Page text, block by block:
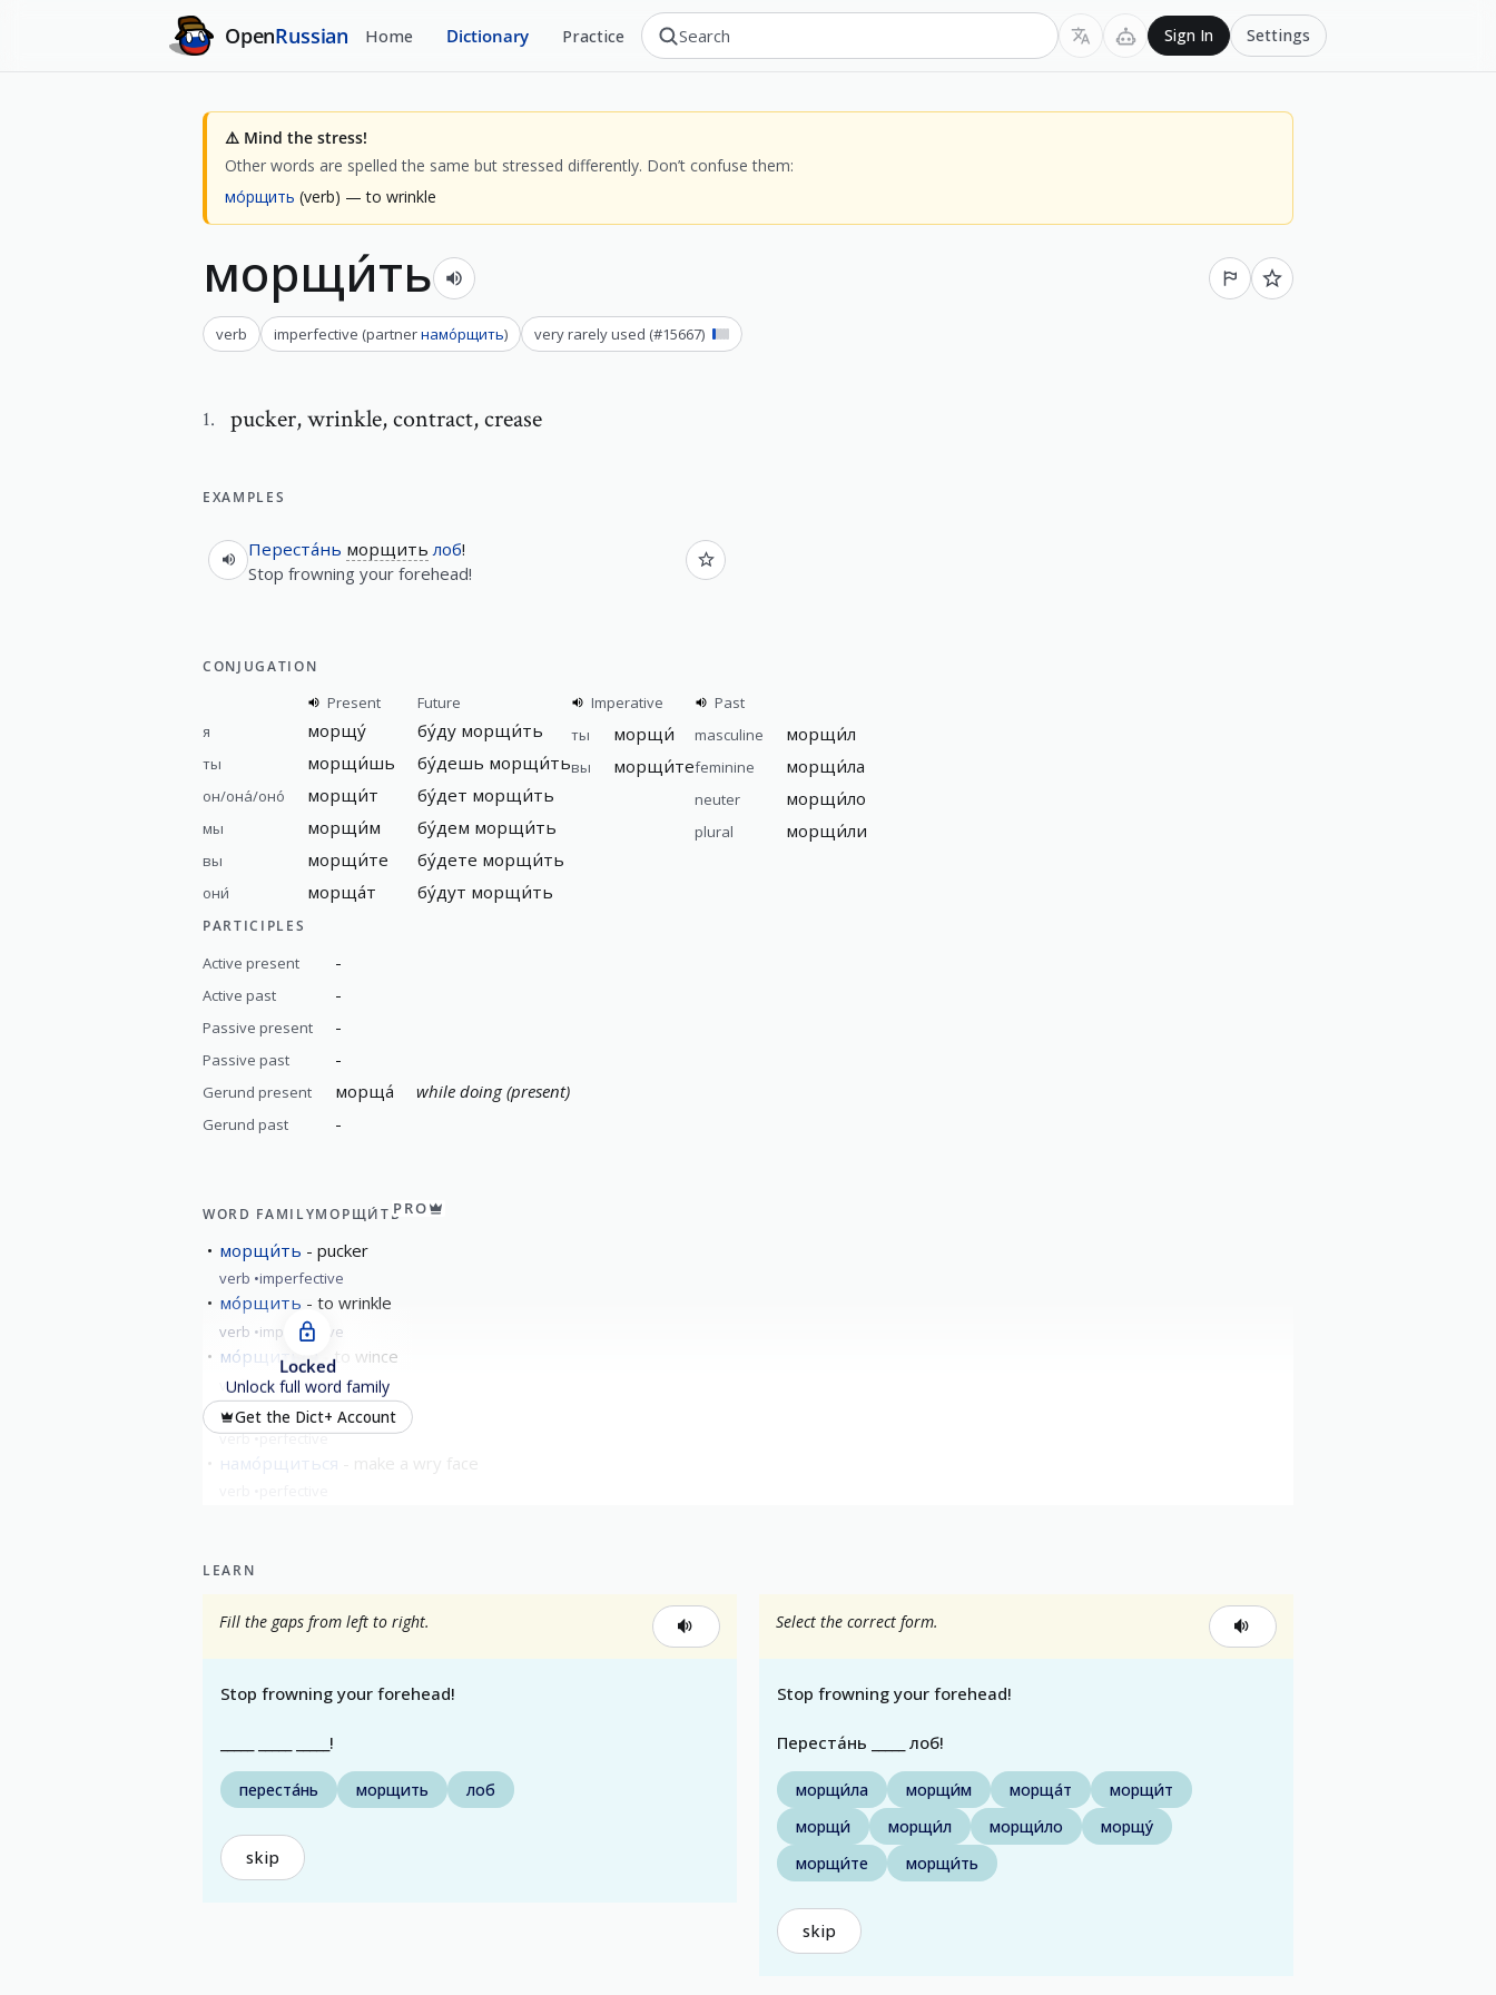
OpenRussian Home Dictionary Practice Sign In Settings
⚠️ Mind the stress!
Other words are spelled the same but stressed differently. Don’t confuse them:
мо́рщить (verb) — to wrinkle
морщи́ть
verb imperfective (partnerнамо́рщить) very rarely used (#15667)
1. pucker,wrinkle, contract, crease
EXAMPLES
Переста́нь морщить лоб!
Stop frowning your forehead!
CONJUGATION
Present
Future
я
морщу́ бу́ду морщи́ть
ты морщи́шь бу́дешь морщи́ть
он/она́/оно́ морщи́т бу́дет морщи́ть
мы морщи́м бу́дем морщи́ть
вы морщи́те бу́дете морщи́ть
они́ морща́т бу́дут морщи́ть
Imperative
ты
морщи́
вы морщи́те
Past
masculine
морщи́л
feminine морщи́ла
neuter морщи́ло
plural морщи́ли
PARTICIPLES
Active present -
Active past -
Passive present -
Passive past -
Gerund present морща́ while doing (present)
Gerund past -
WORD FAMILYМОРЩИ́ТЬPRO
морщи́ть pucker
verb imperfective
мо́рщить to wrinkle
verb imperfective
мо́рщиться to wince
verb imperfective
намо́рщить pucker
verb perfective
намо́рщиться
Locked
Unlock full word family
Get the Dict+ Account
LEARN
Fill the gaps from left to right.
Stop frowning your forehead!
_____ _____ _____!
переста́нь морщить лоб
skip
Select the correct form.
Stop frowning your forehead!
Переста́нь _____ лоб!
морщи́ла морщи́м морща́т
морщи́т
морщи́
морщи́л морщи́ло
морщу́
морщи́те
морщи́ть
skip